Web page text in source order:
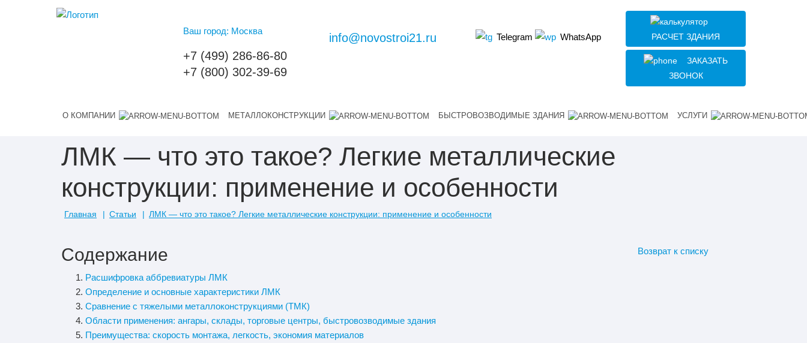
Ваш город: Москва
+7 (499) 286-86-80
+7 (800) 302-39-69
info@novostroi21.ru Telegram WhatsApp РАСЧЕТ ЗДАНИЯ
ЗАКАЗАТЬ
ЗВОНОК
О КОМПАНИИ МЕТАЛЛОКОНСТРУКЦИИ БЫСТРОВОЗВОДИМЫЕ ЗДАНИЯ УСЛУГИ
ЛМК — что это такое? Легкие металлические
конструкции: применение и особенности
Главная Статьи ЛМК — что это такое? Легкие металлические конструкции: применение и особенности
Содержание
Расшифровка аббревиатуры ЛМК
Определение и основные характеристики ЛМК
Сравнение с тяжелыми металлоконструкциями (ТМК)
Области применения: ангары, склады, торговые центры, быстровозводимые здания
Преимущества: скорость монтажа, легкость, экономия материалов
Возврат к списку